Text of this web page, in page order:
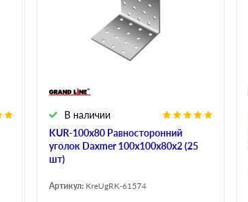
KUR-100х80 Равносторонний
уголок Daxmer 100х100х80х2 (25
шт)
В наличии
Артикул: KreUgRK-61574